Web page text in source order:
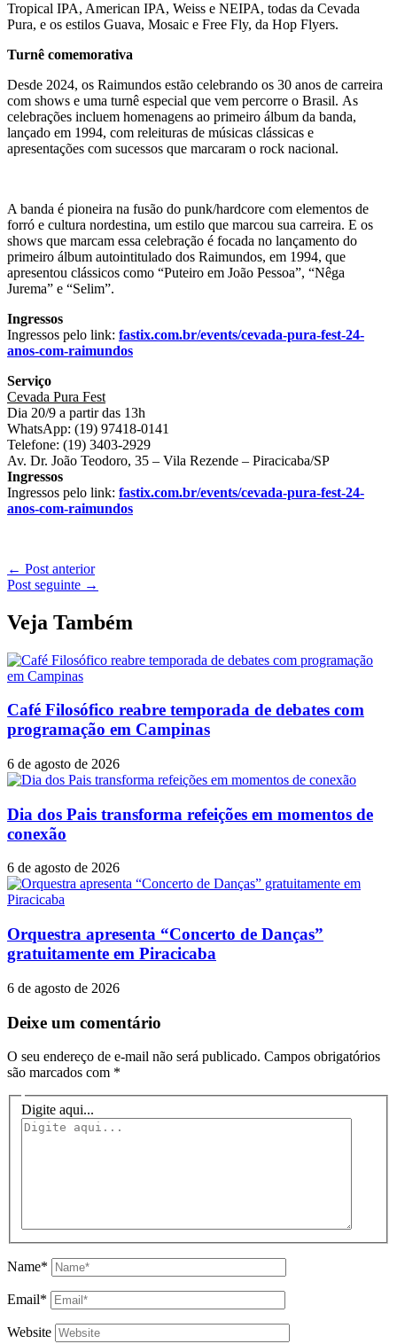
Tropical IPA, American IPA, Weiss e NEIPA, todas da Cevada
Pura, e os estilos Guava, Mosaic e Free Fly, da Hop Flyers.
Turnê comemorativa
Desde 2024, os Raimundos estão celebrando os 30 anos de carreira
com shows e uma turnê especial que vem percorre o Brasil. As
celebrações incluem homenagens ao primeiro álbum da banda,
lançado em 1994, com releituras de músicas clássicas e
apresentações com sucessos que marcaram o rock nacional.
A banda é pioneira na fusão do punk/hardcore com elementos de
forró e cultura nordestina, um estilo que marcou sua carreira. E os
shows que marcam essa celebração é focada no lançamento do
primeiro álbum autointitulado dos Raimundos, em 1994, que
apresentou clássicos como “Puteiro em João Pessoa”, “Nêga
Jurema” e “Selim”.
Ingressos
Ingressos pelo link: fastix.com.br/events/cevada-pura-fest-24-
anos-com-raimundos
Serviço
Cevada Pura Fest
Dia 20/9 a partir das 13h
WhatsApp: (19) 97418-0141
Telefone: (19) 3403-2929
Av. Dr. João Teodoro, 35 – Vila Rezende – Piracicaba/SP
Ingressos
Ingressos pelo link: fastix.com.br/events/cevada-pura-fest-24-
anos-com-raimundos
← Post anterior
Post seguinte →
Veja Também
Café Filosófico reabre temporada de debates com
programação em Campinas
6 de agosto de 2026
Dia dos Pais transforma refeições em momentos de
conexão
6 de agosto de 2026
Orquestra apresenta “Concerto de Danças”
gratuitamente em Piracicaba
6 de agosto de 2026
Deixe um comentário
O seu endereço de e-mail não será publicado. Campos obrigatórios
são marcados com *
Digite aqui...
Name*
Email*
Website